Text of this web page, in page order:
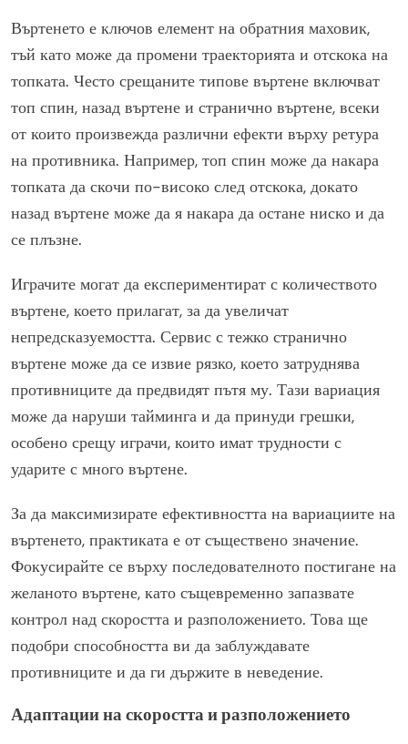
Въртенето е ключов елемент на обратния маховик,
тъй като може да промени траекторията и отскока на
топката. Често срещаните типове въртене включват
топ спин, назад въртене и странично въртене, всеки
от които произвежда различни ефекти върху ретура
на противника. Например, топ спин може да накара
топката да скочи по-високо след отскока, докато
назад въртене може да я накара да остане ниско и да
се плъзне.
Играчите могат да експериментират с количеството
въртене, което прилагат, за да увеличат
непредсказуемостта. Сервис с тежко странично
въртене може да се извие рязко, което затруднява
противниците да предвидят пътя му. Тази вариация
може да наруши тайминга и да принуди грешки,
особено срещу играчи, които имат трудности с
ударите с много въртене.
За да максимизирате ефективността на вариациите на
въртенето, практиката е от съществено значение.
Фокусирайте се върху последователното постигане на
желаното въртене, като същевременно запазвате
контрол над скоростта и разположението. Това ще
подобри способността ви да заблуждавате
противниците и да ги държите в неведение.
Адаптации на скоростта и разположението